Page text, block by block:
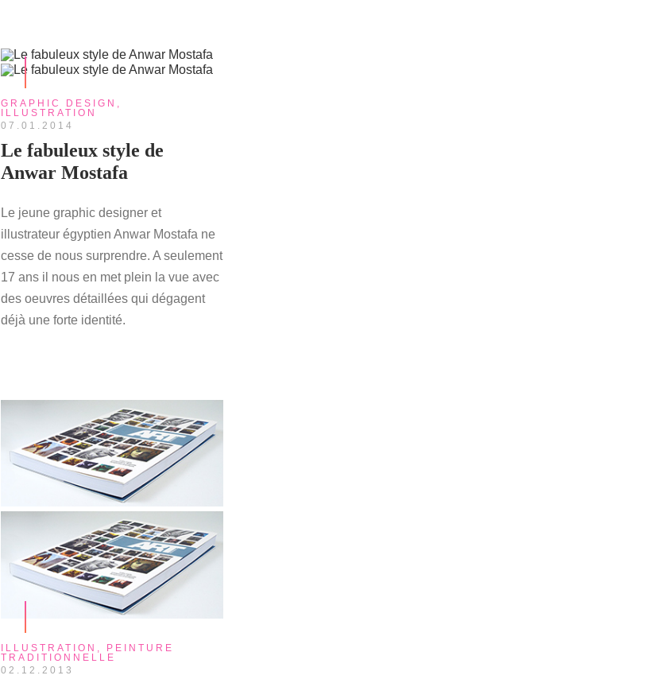
GRAPHIC DESIGN
ILLUSTRATION
07.01.2014
Le fabuleux style de
Anwar Mostafa
Le jeune graphic designer et
illustrateur égyptien Anwar Mostafa ne
cesse de nous surprendre. A seulement
17 ans il nous en met plein la vue avec
des oeuvres détaillées qui dégagent
déjà une forte identité.
ILLUSTRATION
PEINTURE
TRADITIONNELLE
02.12.2013